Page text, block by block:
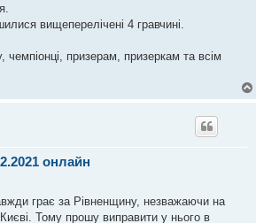
вищеперелічені 4 гравчині.
чемпіонці, призерам, призеркам та всім
онлайн
грає за Рівненщину, незважаючи на
Тому прошу виправити у нього в